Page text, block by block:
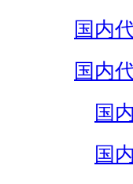
国内
国内
国
国